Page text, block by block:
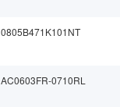
0805B471K101NT
AC0603FR-0710RL